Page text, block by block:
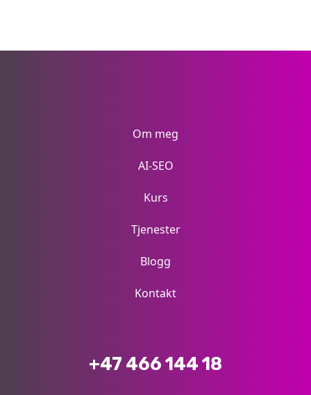
Om meg
AI-SEO
Kurs
Tjenester
Blogg
Kontakt
+47 466 144 18